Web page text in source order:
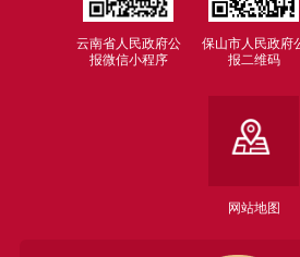
云南省人民政府公
报微信小程序
保山市人民政府
报二维码
网站地图